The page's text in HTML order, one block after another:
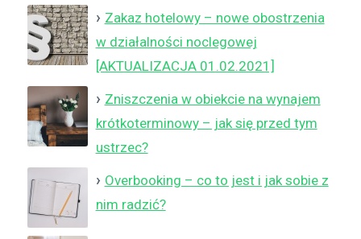
Zakaz hotelowy – nowe obostrzenia
w działalności noclegowej
[AKTUALIZACJA 01.02.2021]
Zniszczenia w obiekcie na wynajem
krótkoterminowy – jak się przed tym
ustrzec?
Overbooking – co to jest i jak sobie z
nim radzić?